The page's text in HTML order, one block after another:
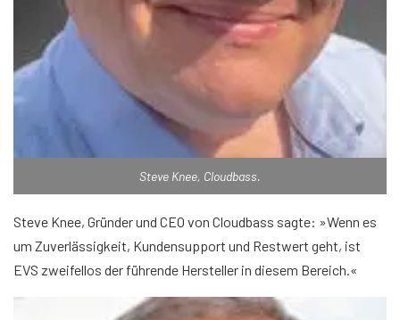
Steve Knee, Cloudbass.
Steve Knee, Gründer und CEO von Cloudbass sagte: »Wenn es
um Zuverlässigkeit, Kundensupport und Restwert geht, ist
EVS zweifellos der führende Hersteller in diesem Bereich.«